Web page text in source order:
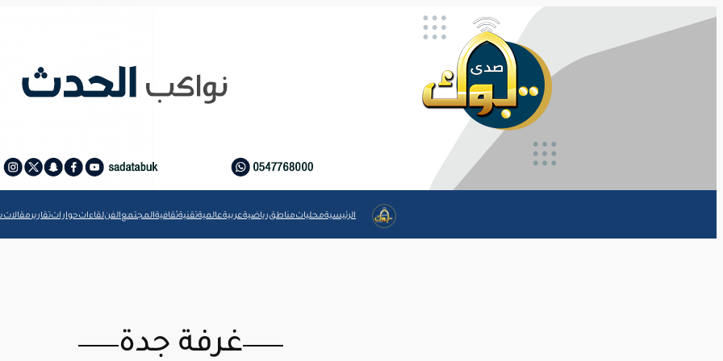
تخطى
الرئيسيةمحلياتمناطقرياضيةعربيةعالميةتقنيةثقافيةالمجتمعالفنلقاءاتحواراتتقاريرمقالات
غرفة جدة